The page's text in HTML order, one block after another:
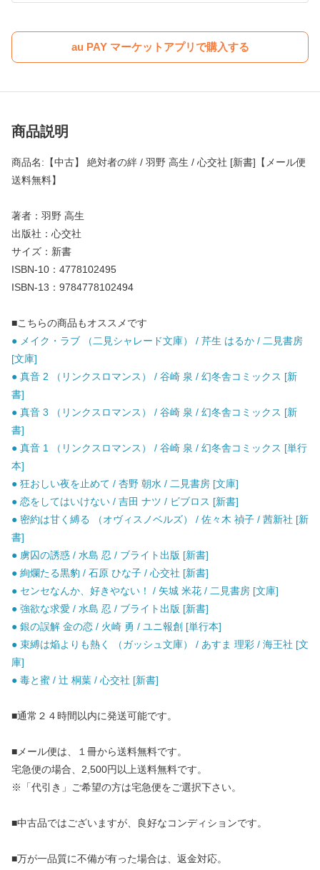
au PAY マーケットアプリで購入する
商品説明
商品名:【中古】 絶対者の絆 / 羽野 高生 / 心交社 [新書]【メール便
送料無料】
著者：羽野 高生
出版社：心交社
サイズ：新書
ISBN-10：4778102495
ISBN-13：9784778102494
■こちらの商品もオススメです
● メイク・ラブ （二見シャレード文庫） / 芹生 はるか / 二見書房
[文庫]
● 真音 2 （リンクスロマンス） / 谷崎 泉 / 幻冬舎コミックス [新
書]
● 真音 3 （リンクスロマンス） / 谷崎 泉 / 幻冬舎コミックス [新
書]
● 真音 1 （リンクスロマンス） / 谷崎 泉 / 幻冬舎コミックス [単行
本]
● 狂おしい夜を止めて / 杏野 朝水 / 二見書房 [文庫]
● 恋をしてはいけない / 吉田 ナツ / ビブロス [新書]
● 密約は甘く縛る （オヴィスノベルズ） / 佐々木 禎子 / 茜新社 [新
書]
● 虜囚の誘惑 / 水島 忍 / ブライト出版 [新書]
● 絢爛たる黒豹 / 石原 ひな子 / 心交社 [新書]
● センセなんか、好きやない！ / 矢城 米花 / 二見書房 [文庫]
● 強欲な求愛 / 水島 忍 / ブライト出版 [新書]
● 銀の誤解 金の恋 / 火崎 勇 / ユニ報創 [単行本]
● 束縛は焔よりも熱く （ガッシュ文庫） / あすま 理彩 / 海王社 [文
庫]
● 毒と蜜 / 辻 桐葉 / 心交社 [新書]
■通常２４時間以内に発送可能です。
■メール便は、１冊から送料無料です。
宅急便の場合、2,500円以上送料無料です。
※「代引き」ご希望の方は宅急便をご選択下さい。
■中古品ではございますが、良好なコンディションです。
■万が一品質に不備が有った場合は、返金対応。